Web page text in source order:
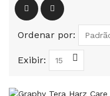
Ordenar por:
Exibir: